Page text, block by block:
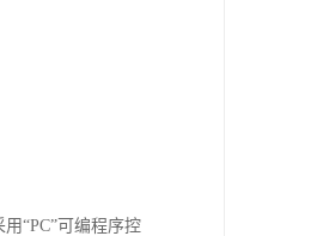
“PC”可编程序控